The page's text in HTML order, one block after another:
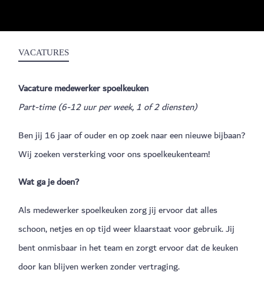
VACATURES
Vacature medewerker spoelkeuken
Part-time (6-12 uur per week, 1 of 2 diensten)
Ben jij 16 jaar of ouder en op zoek naar een nieuwe bijbaan?
Wij zoeken versterking voor ons spoelkeukenteam!
Wat ga je doen?
Als medewerker spoelkeuken zorg jij ervoor dat alles
schoon, netjes en op tijd weer klaarstaat voor gebruik. Jij
bent onmisbaar in het team en zorgt ervoor dat de keuken
door kan blijven werken zonder vertraging.